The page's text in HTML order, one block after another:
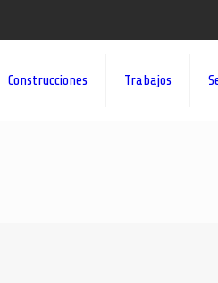
Construcciones Trabajos